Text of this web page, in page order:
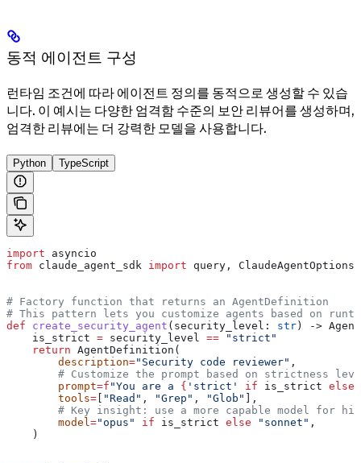
동적 에이전트 구성
런타임 조건에 따라 에이전트 정의를 동적으로 생성할 수 있습
니다. 이 예시는 다양한 엄격함 수준의 보안 리뷰어를 생성하며,
엄격한 리뷰에는 더 강력한 모델을 사용합니다.
Python TypeScript
import asyncio
from claude_agent_sdk import query,
# Factory function that returns an AgentDefinition
# This pattern lets you customize agents based on
def create_security_agent ( security_level : str ) ->
    is_strict
= security_level == "strict"
    return
AgentDefinition(
        description
="Security code reviewer" ,
# Customize the prompt based on strictness
        prompt
=f "You are a { 'strict' if is_strict else
        tools
= "Read" , "Grep" , "Glob"
],
# Key insight: use a more capable model for
        model
="opus" if is_strict else "sonnet" ,
    )